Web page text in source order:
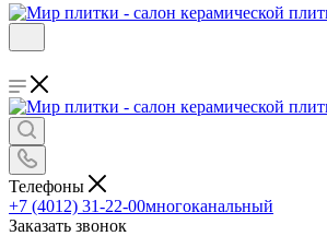
Телефоны
+7 (4012) 31-22-00многоканальный
Заказать звонок